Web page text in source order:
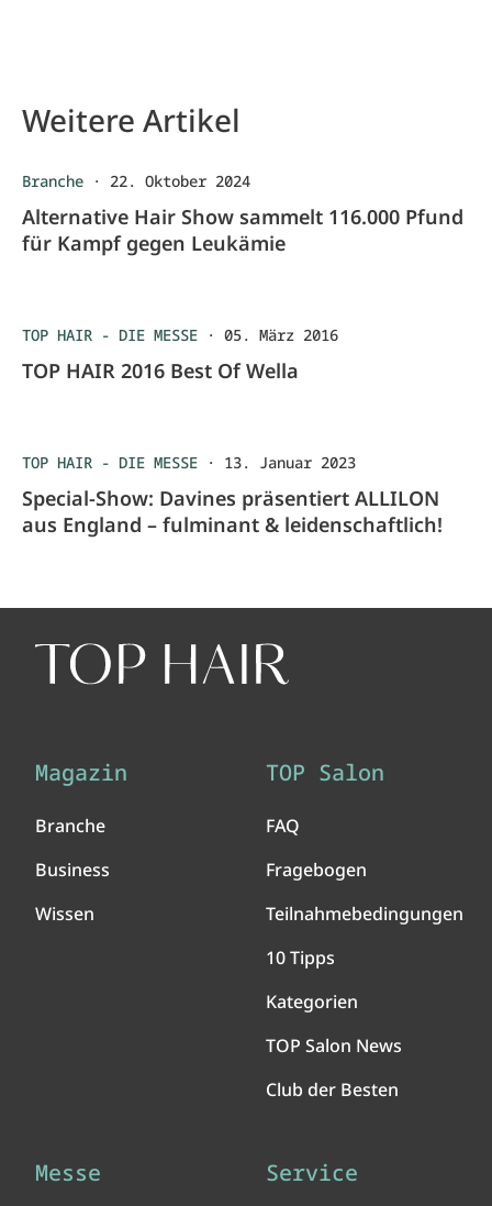
Weitere Artikel
Branche · 22. Oktober 2024
Alternative Hair Show sammelt 116.000 Pfund
für Kampf gegen Leukämie
TOP HAIR - DIE MESSE · 05. März 2016
TOP HAIR 2016 Best Of Wella
TOP HAIR - DIE MESSE · 13. Januar 2023
Special-Show: Davines präsentiert ALLILON
aus England – fulminant & leidenschaftlich!
Magazin
Branche
Business
Wissen
TOP Salon
FAQ
Fragebogen
Teilnahmebedingungen
10 Tipps
Kategorien
TOP Salon News
Club der Besten
Messe Service